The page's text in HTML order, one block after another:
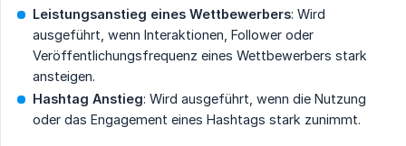
Leistungsanstieg eines Wettbewerbers: Wird
ausgeführt, wenn Interaktionen, Follower oder
Veröffentlichungsfrequenz eines Wettbewerbers stark
ansteigen.
Hashtag Anstieg: Wird ausgeführt, wenn die Nutzung
oder das Engagement eines Hashtags stark zunimmt.